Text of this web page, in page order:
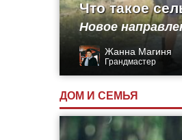
Что такое
Новое
Жанна Магиня
Грандмастер
ДОМ И СЕМЬЯ